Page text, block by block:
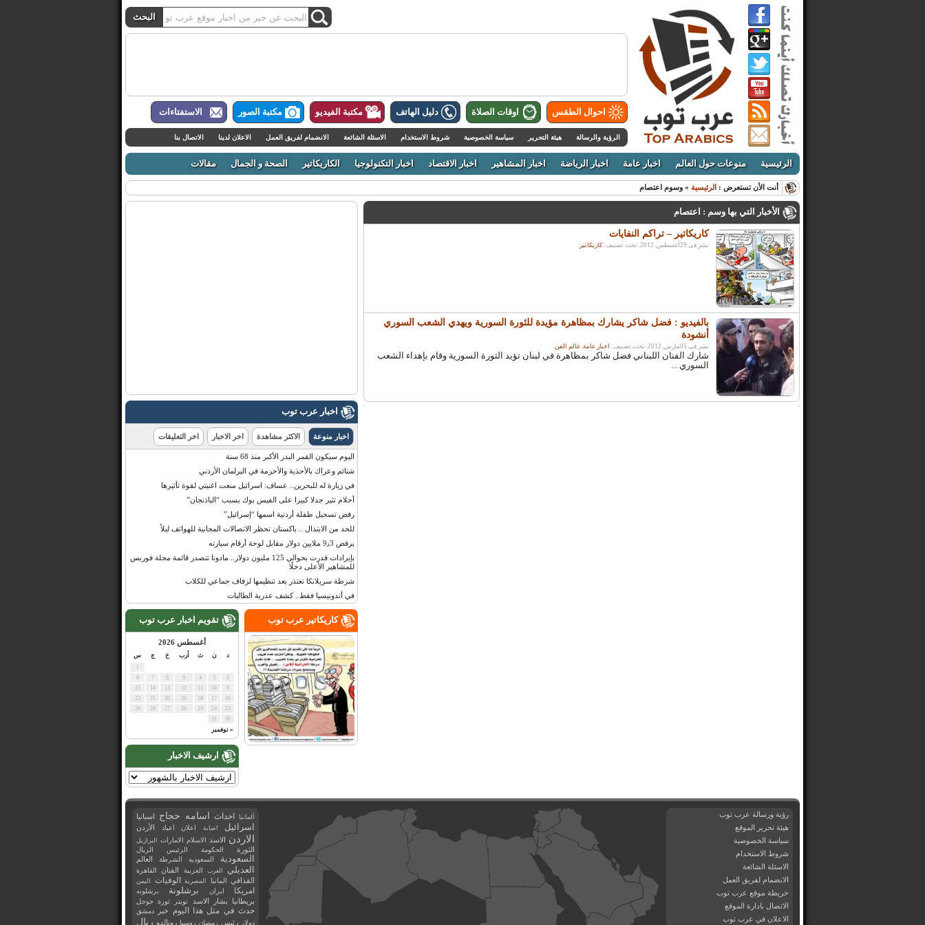
احوال الطقس اوقات الصلاة دليل الهاتف مكتبة الفيديو مكتبة الصور الاستفتاءات
الرؤية والرسالة هيئة التحرير سياسة الخصوصية شروط الاستخدام الاسئلة الشائعة الانضمام لفريق العمل الاعلان لدينا الاتصال بنا
الرئيسية منوعات حول العالم اخبار عامة اخبار الرياضة اخبار المشاهير اخبار الاقتصاد اخبار التكنولوجيا الكاريكاتير الصحة و الجمال مقالات
أنت الأن تستعرض : الرئيسية » وسوم اعتصام
الأخبار التي بها وسم : اعتصام
كاريكاتير – تراكم النفايات
نشر فى 29أغسطس, 2012. تحت تصنيف: كاريكاتير .
بالفيديو : فضل شاكر يشارك بمظاهرة مؤيدة للثورة السورية ويهدي الشعب السوري
أنشودة
نشر فى 05مارس, 2012. تحت تصنيف: اخبار عامة, عالم الفن.
شارك الفنان اللبناني فضل شاكر بمظاهرة في لبنان تؤيد الثورة السورية وقام بإهداء الشعب
السوري ...
اخبار عرب توب
اخبار منوعة الاكثر مشاهدة اخر الاخبار اخر التعليقات
اليوم سيكون القمر البدر الأكبر منذ 68 سنة
شتائم وعراك بالأحذية والأحزمة في البرلمان الأردني
في زيارة له للبحرين.. عساف: اسرائيل منعت اغنيتي لقوة تأثيرها
أحلام تثير جدلا كبيرا على الفيس بوك بسبب “الباذنجان”
رفض تسجيل طفلة أردنية اسمها “إسرائيل”
للحد من الابتذال .. باكستان تحظر الاتصالات المجانية للهواتف ليلاً
يرفض 9٫3 ملايين دولار مقابل لوحة أرقام سيارته
بإيرادات قدرت بحوالي 125 مليون دولار.. مادونا تتصدر قائمة مجلة فوربس
للمشاهير الأعلى دخلًا
شرطة سريلانكا تعتذر بعد تنظيمها لزفاف جماعي للكلاب
في أندونيسيا فقط.. كشف عذرية الطالبات
تقويم اخبار عرب توب
أغسطس 2026
د ن ث أرب خ ج س
« نوفمبر
2
3
4
5
6
7
8
9
10
12
13
14
15
16
17
18
19
20
21
22
23
24
25
26
27
28
29
30
31
ارشيف الاخبار
كاريكاتير عرب توب
رؤية ورسالة عرب توب
هيئة تحرير الموقع
سياسة الخصوصية
شروط الاستخدام
الاسئلة الشائعة
الانضمام لفريق العمل
خريطة موقع عرب توب
الاتصال بادارة الموقع
الاعلان في عرب توب
ألمانيا احداث اسامه حجاج اسبانيا
اسرائيل اصابة اعلان اعياد الأردن
الاردن الاسد الاسلام الامارات البرازيل
الثورة الحكومة الرئيس الريال
السعودية السعوديه الشرطة العالم
العديلي العرب العربية الفنان القاهرة
القذافي المانيا المصرية الوفيات اليمن
امريكا ايران برشلونة برشلونه
بريطانيا بشار الاسد تويتر ثورة جوجل
حدث في مثل هذا اليوم خبر
دمشق
دولار
رئيس رمضان روسيا رونالدو ريال